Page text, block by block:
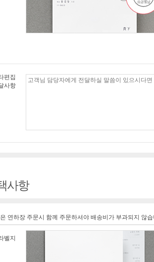
편집
사항
사항
연하장 주문시 함께 주문하셔야 배송비가 부과되지 않
벨지